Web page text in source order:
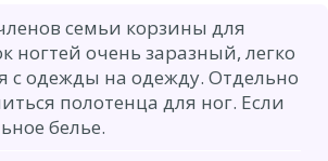
семьи корзины для
ногтей очень заразный, легко
с одежды на одежду. Отдельно
полотенца для ног. Если
белье.